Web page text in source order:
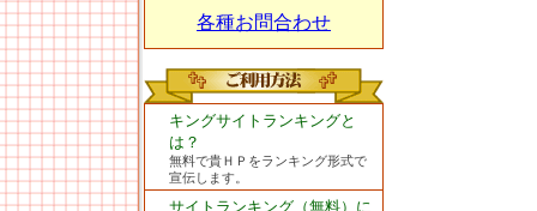
各種お問合わせ
キングサイトランキングと
は？
無料で貴ＨＰをランキング形式で
宣伝します。
サイトランキング（無料）に